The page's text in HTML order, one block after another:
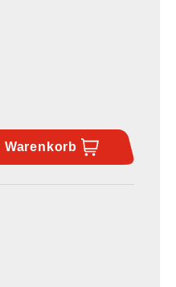
Warenkorb